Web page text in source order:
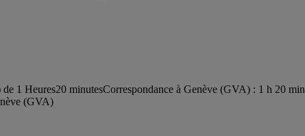
1 Heures20 minutesCorrespondance à Genève (GVA) : 1 h 20 min
(GVA)